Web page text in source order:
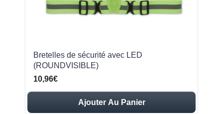
Bretelles de sécurité avec LED
(ROUNDVISIBLE)
10,96€
Ajouter Au Panier